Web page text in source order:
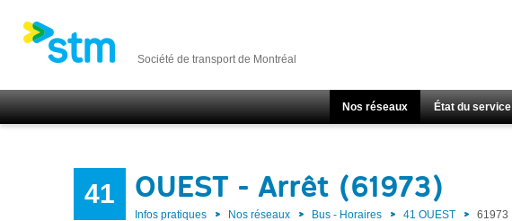
Société de transport de Montréal
Nos réseaux État du service
41 OUEST - Arrêt (61973)
Infos pratiques Nos réseaux Bus - Horaires 41 OUEST 61973